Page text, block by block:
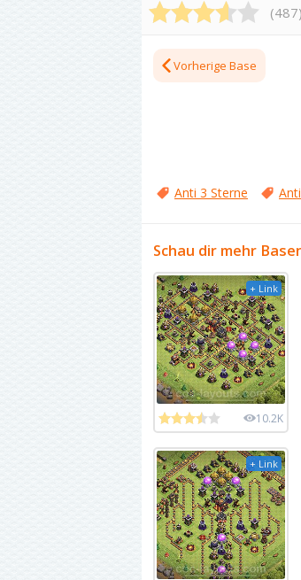
(487)
Vorherige Base
Anti 3 Sterne
Schau dir mehr
+ Link
10.2K
+ Link